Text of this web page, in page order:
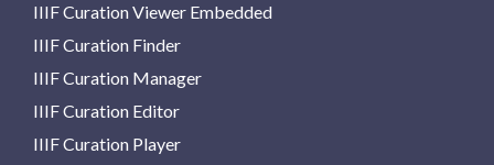
IIIF Curation Viewer Embedded
IIIF Curation Finder
IIIF Curation Manager
IIIF Curation Editor
IIIF Curation Player